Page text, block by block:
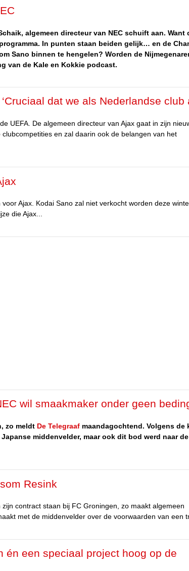
algemeen directeur van NEC schuift aan. Want
In punten staan beiden gelijk… en de
Sano binnen te hengelen? Worden de
van de Kale en Kokkie podcast.
dat we als Nederlandse club
UEFA. De algemeen directeur van Ajax gaat in zijn
en zal daarin ook de belangen van het
Ajax. Kodai Sano zal niet verkocht worden deze
die Ajax...
wil smaakmaker onder geen
zo meldt De Telegraaf maandagochtend. Volgens de
middenvelder, maar ook dit bod werd naar de
Resink
contract staan bij FC Groningen, zo maakt algemeen
met de middenvelder over de voorwaarden van een
én een speciaal project hoog op de